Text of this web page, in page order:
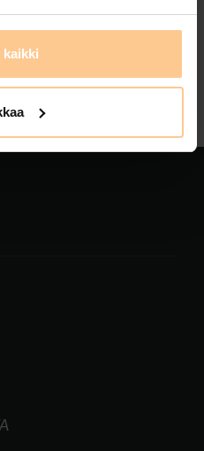
kaikki
,tiimipalaverit mökillä,